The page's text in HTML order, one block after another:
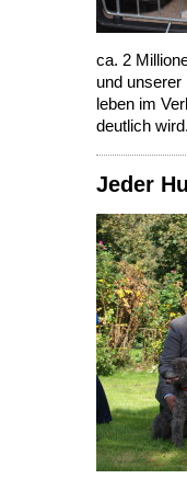
ca. 2
und
leben im
deutlich
Jeder